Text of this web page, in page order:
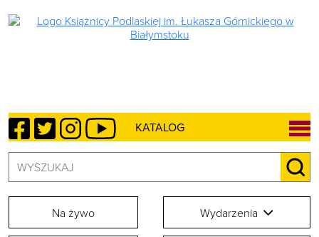
KATALOG
Facebook
TwitterInstagram
YouTube
Na żywo Wydarzenia